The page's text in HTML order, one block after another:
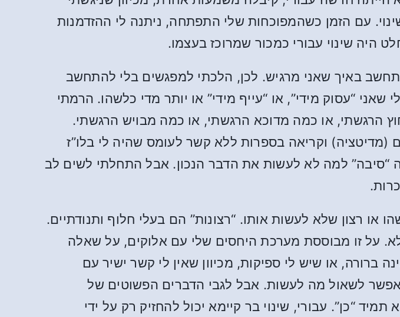
עם הזמן כשהמפוכחות שלי התפתחה, ניתנה לי ההזדמנות
היה שינוי עבורי כמכור שמרוכז בעצמו.
באיך שאני מרגיש. לכן, הלכתי למפגשים בלי להתחשב
“עסוק מידי”, או “עייף מידי” או יותר מדי כלשהו. הרמתי
הרגשתי, או כמה מדוכא הרגשתי, או כמה מבויש הרגשתי.
(מדיטציה) וקריאה בספרות ללא קשר לעומס שהיה לי בלו”ז
“סיבה” למה לא לעשות את הדבר הנכון. אבל התחלתי לשים לב
או רצון שלא לעשות אותו. “רצונות” הם בעלי חלוף ותנודתיים.
על זו מבוססת מערכת היחסים שלי עם אלוקים, על שאלה
או שיש לי ספיקות, מכיוון שאין לי קשר ישיר עם
לשאול מה לעשות. אבל לגבי הדברים הפשוטים של
“כן”. עבורי, שינוי בר קיימא יכול להחזיק רק על ידי